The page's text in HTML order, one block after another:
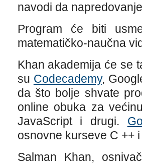
navodi da
Program će biti
matematičko-naučna
Khan akademija će se
su Codecademy,
da što bolje shvate
online obuka za
JavaScript i drugi.
osnovne kurseve C ++
Salman Khan,